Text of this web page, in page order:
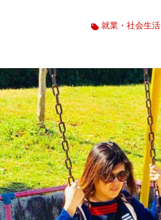
就業・社会生活